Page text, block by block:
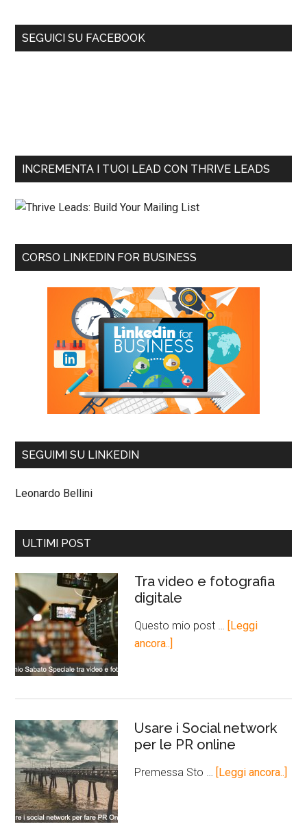
SEGUICI SU FACEBOOK
INCREMENTA I TUOI LEAD CON THRIVE LEADS
CORSO LINKEDIN FOR BUSINESS
SEGUIMI SU LINKEDIN
Leonardo Bellini
ULTIMI POST
Tra video e fotografia
digitale
Questo mio post … [Leggi
ancora..]
Usare i Social network
per le PR online
Premessa Sto … [Leggi ancora..]